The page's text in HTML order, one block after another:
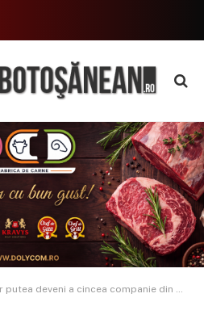
a cincea companie din Botoșani listată pe piața de capital